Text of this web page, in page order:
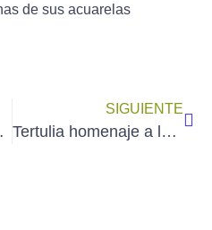
de sus acuarelas
de 2023
SIGUIENTE
Tertulia homenaje a la trayectoria artística de MONA OMRANI (19 de enero de 2023)